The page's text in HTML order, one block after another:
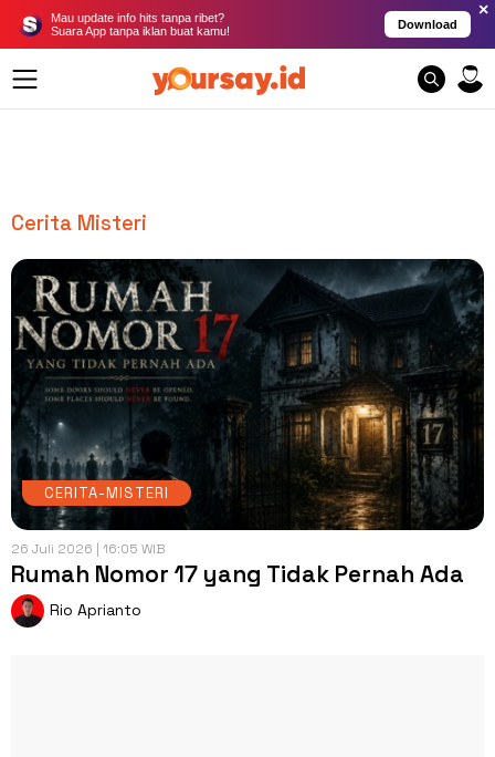
Mau update info hits tanpa ribet?
Suara App tanpa iklan buat kamu!
Download
×
Cerita Misteri
CERITA-MISTERI
26 Juli 2026 | 16:05 WIB
Rumah Nomor 17 yang Tidak Pernah Ada
Rio Aprianto